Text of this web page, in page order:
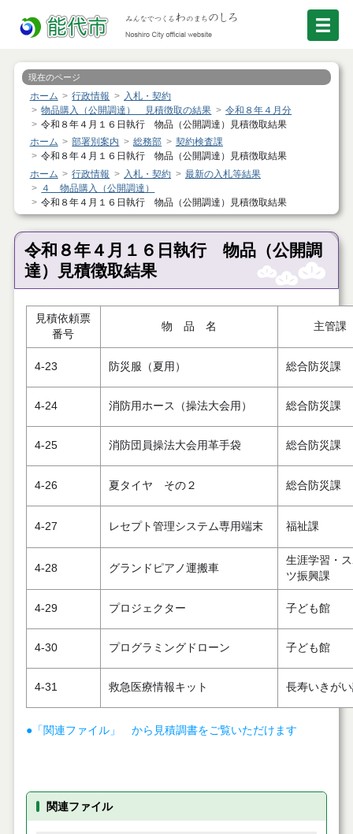
現在のページ
ホーム 行政情報
入札・契約
物品購入（公開調達） 見積徴取の結果
令和８年４月分
令和８年４月１６日執行 物品（公開調達）見積徴取結果
ホーム
部署別案内 総務部
契約検査課
令和８年４月１６日執行 物品（公開調達）見積徴取結果
ホーム
行政情報 入札・契約
最新の入札等結果
４ 物品購入（公開調達）
令和８年４月１６日執行 物品（公開調達）見積徴取結果
令和８年４月１６日執行 物品（公開調
達）見積徴取結果
見積依頼票
番号
物 品 名 主管課
4-23 防災服（夏用） 総合防災課
4-24 消防用ホース（操法大会用） 総合防災課
4-25 消防団員操法大会用革手袋 総合防災課
4-26 夏タイヤ その２ 総合防災課
4-27 レセプト管理システム専用端末 福祉課
4-28 グランドピアノ運搬車
生涯学習・
ツ振興課
4-29 プロジェクター 子ども館
4-30 プログラミングドローン 子ども館
4-31 救急医療情報キット 長寿いきが
●「関連ファイル」 から見積調書をご覧いただけます
関連ファイル